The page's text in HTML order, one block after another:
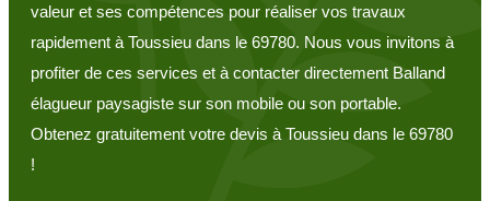
valeur et ses compétences pour réaliser vos travaux
rapidement à Toussieu dans le 69780. Nous vous invitons à
profiter de ces services et à contacter directement Balland
élagueur paysagiste sur son mobile ou son portable.
Obtenez gratuitement votre devis à Toussieu dans le 69780
!